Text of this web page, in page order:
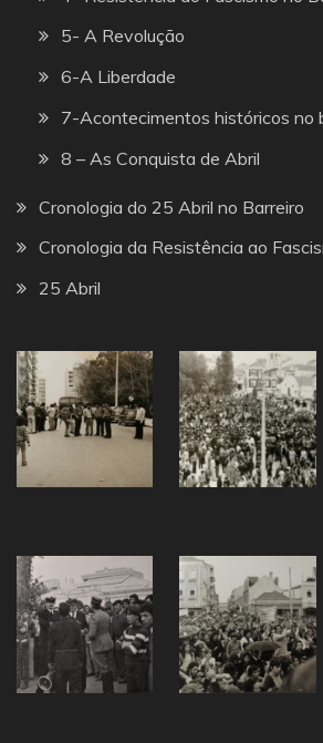
5- A Revolução
6-A Liberdade
7-Acontecimentos históricos no
8 – As Conquista de Abril
Cronologia do 25 Abril no Barreiro
Cronologia da Resistência ao
25 Abril